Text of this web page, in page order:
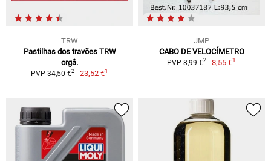
TRW
Pastilhas dos travões TRW
orgâ.
PVP 34,50 €2 23,52 €1
JMP
CABO DE VELOCÍMETRO
PVP 8,99 €2 8,55 €1